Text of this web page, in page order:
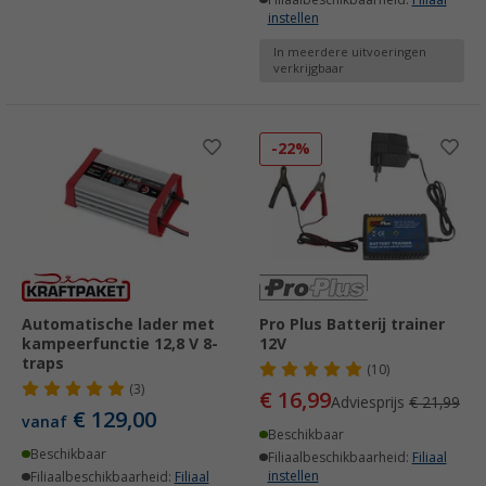
instellen
In meerdere uitvoeringen
verkrijgbaar
Automatische lader met
kampeerfunctie 12,8 V 8-
traps
(3)
vanaf € 129,00
Beschikbaar
Filiaalbeschikbaarheid: Filiaal
-22%
Pro Plus Batterij trainer
12V
(10)
€ 16,99Adviesprijs € 21,99
Beschikbaar
Filiaalbeschikbaarheid: Filiaal
instellen